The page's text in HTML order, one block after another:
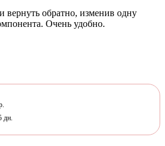
вернуть обратно, изменив одну
Очень удобно.
дн.